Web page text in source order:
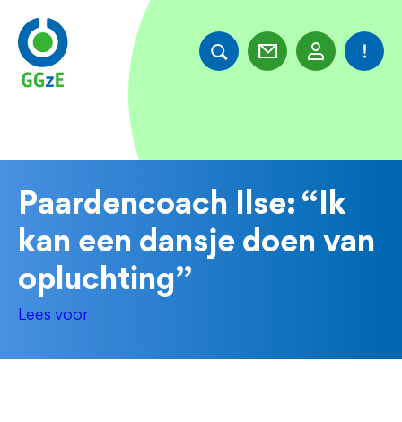
Overslaan
naar
Lees voor
Paardencoach Ilse: “Ik
kan een dansje doen van
opluchting”